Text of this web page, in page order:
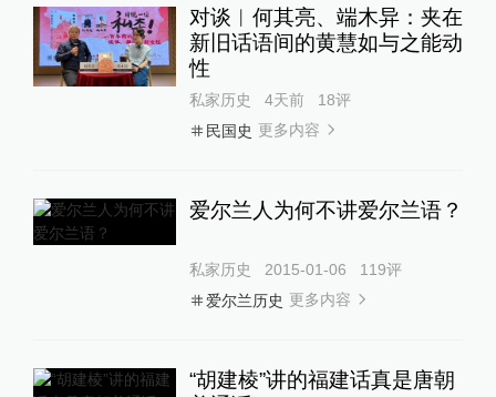
对谈︱何其亮、端木异：夹在
新旧话语间的黄慧如与之能动
性
私家历史 4天前 18评
民国史 更多内容
爱尔兰人为何不讲爱尔兰语？
私家历史 2015-01-06 119评
爱尔兰历史 更多内容
“胡建棱”讲的福建话真是唐朝